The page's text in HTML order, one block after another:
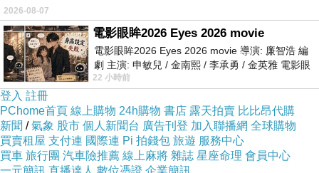
【 TOKYO
FASHION 】
2026-08-07
電影眼眸2026 Eyes 2026 movie
電影眼眸2026 Eyes 2026 movie 導演: 廉智浩 編
劇 主演: 申敏兒 / 金南熙 / 李承勇 / 金英雅 電影眼
眸2026描述攝影師徐珍因遺
22 小時前
登入 註冊
PChome首頁 線上購物 24h購物 書店 露天拍賣 比比昂代購
新聞 /氣象 股市 個人新聞台 廣告刊登 加入聯播網 全球購物
買賣租屋 支付連 國際連 Pi 拍錢包 旅遊 服務中心
買車 旅行團 汽車險推薦 線上麻將 雜誌 星座命理 會員中心
一元簡訊 直播達人 數位憑證 企業簡訊